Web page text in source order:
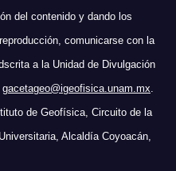
del contenido y dando los
comunicarse con la
a la Unidad de Divulgación
gacetageo@igeofisica.unam.mx.
de Geofísica, Circuito de la
Alcaldía Coyoacán,